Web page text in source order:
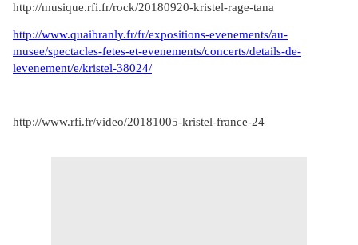
http://musique.rfi.fr/rock/20180920-kristel-rage-tana
http://www.quaibranly.fr/fr/expositions-evenements/au-
musee/spectacles-fetes-et-evenements/concerts/details-de-
levenement/e/kristel-38024/
http://www.rfi.fr/video/20181005-kristel-france-24